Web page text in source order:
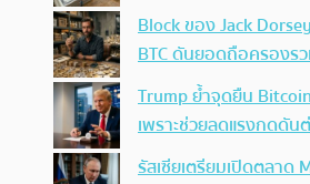
Block ของ Jack
BTC ดันยอดถือครองรว
Trump ย้ำจุดยืน
เพราะช่วยลดแรงกดดัน
รัสเซียเตรียมเปิดตลาด